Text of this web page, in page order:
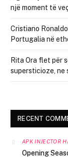
një moment të
Cristiano
Portugalia në
Rita Ora flet për
supersticioze, ne
RECENT
APK INJECTOR
Opening